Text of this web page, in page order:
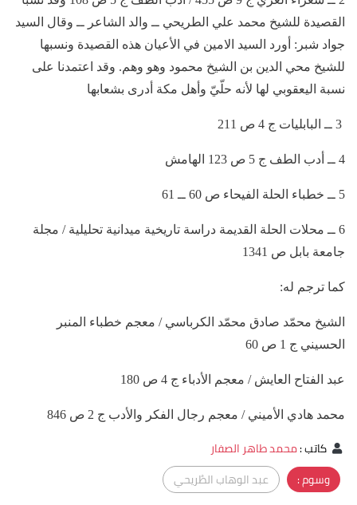
القصيدة للشيخ محمد علي الطريحي ــ والد الشاعر ــ وقال السيد
جواد شبر: أورد السيد الامين في الأعيان هذه القصيدة ونسبها
للشيخ محي الدين بن الشيخ محمود وهو وهم. وقد اعتمدنا على
نسبة اليعقوبي لها لأنه حلّيّ وأهل مكة أدرى بشعابها
4 ــ أدب الطف ج 5 ص 123 الهامش
5 ــ خطباء الحلة الفيحاء ص 60 ــ 61
6 ــ محلات الحلة القديمة دراسة تاريخية ميدانية تحليلية / مجلة
جامعة بابل ص 1341
كما ترجم له:
الشیخ محمّد صادق محمّد الكرباسي / معجم خطباء المنبر
الحسيني ج 1 ص 60
عبد الفتاح العايش / معجم الأدباء ج 4 ص 180
محمد هادي الأميني / معجم رجال الفكر والأدب ج 2 ص 846
كاتب:محمد طاهر الصفار
وسوم :
عبد الوهاب الطُريحي